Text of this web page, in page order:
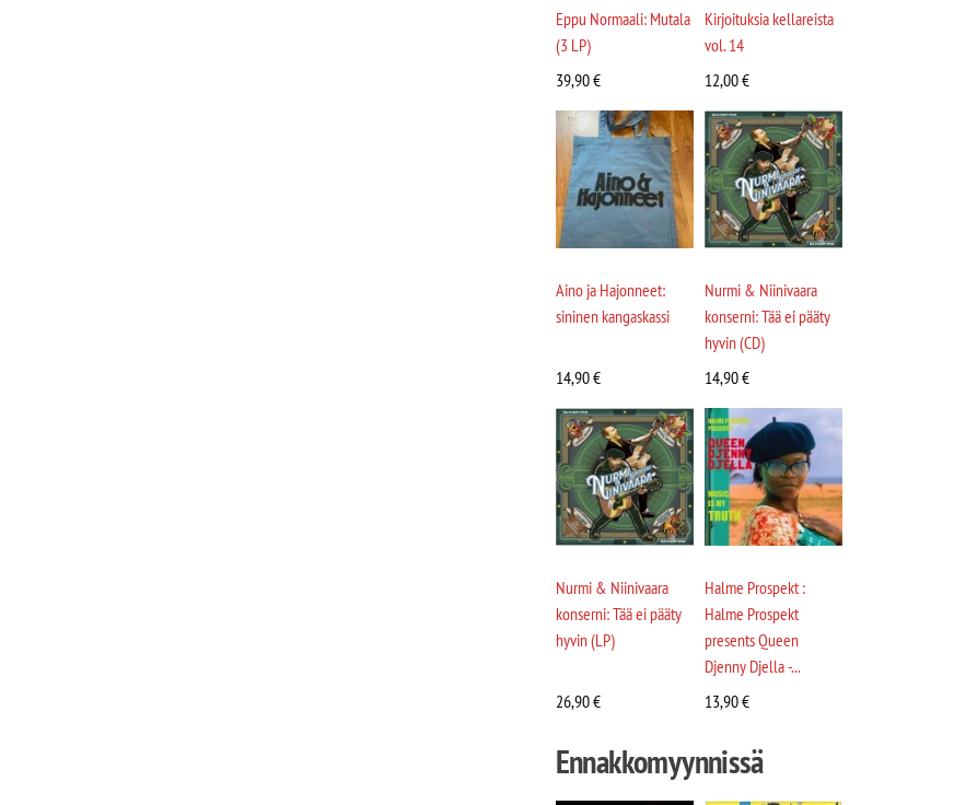
Eppu Normaali: Mutala
(3 LP)
39,90€
Kirjoituksia kellareista
vol. 14
12,00€
Aino ja Hajonneet:
sininen kangaskassi
14,90€
Nurmi & Niinivaara
konserni: Tää ei pääty
hyvin (CD)
14,90€
Nurmi & Niinivaara
konserni: Tää ei pääty
hyvin (LP)
26,90€
Halme Prospekt :
Halme Prospekt
presents Queen
Djenny Djella -...
13,90€
Ennakkomyynnissä